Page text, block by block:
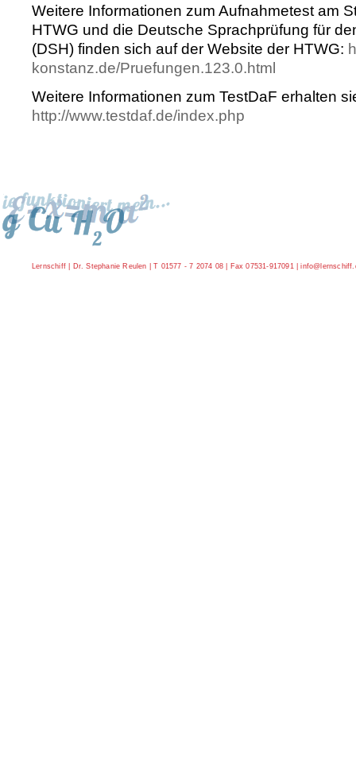
Weitere Informationen zum Aufnahmetest am
HTWG und die Deutsche Sprachprüfung für
(DSH) finden sich auf der Website der HTWG:
konstanz.de/Pruefungen.123.0.html
Weitere Informationen zum TestDaF erhalten
http://www.testdaf.de/index.php
Lernschiff | Dr. Stephanie Reulen | T 01577 - 7 2074 08 | Fax 07531-917091 |